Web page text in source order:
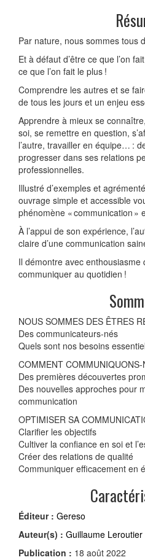
Par nature, nous sommes tous
Et à défaut d’être ce que l’on
ce que l’on fait le plus !
Comprendre les autres et se
de tous les jours et un enjeu
Apprendre à mieux se
soi, se remettre en question,
l’autre, travailler en équipe… :
progresser dans ses relations
professionnelles.
Illustré d’exemples et
ouvrage simple et accessible
phénomène « communication »
À l’appui de son expérience,
claire d’une communication
Il démontre avec enthousiasme
communiquer au quotidien !
NOUS SOMMES DES ÊTRES
Des communicateurs-nés
Quels sont nos besoins
COMMENT COMMUNIQUONS-
Des premières découvertes
Des nouvelles approches pour
communication
OPTIMISER SA
Clarifier les objectifs
Cultiver la confiance en soi et
Créer des relations de qualité
Communiquer efficacement en
Éditeur : Gereso
Auteur(s) : Guillaume Leroutier
Publication : 18 août 2022